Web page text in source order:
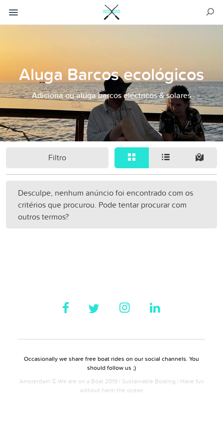
Aluga Barcos ecológicos
Adiciona ou aluga barcos eléctricos & solares
Filtro
Desculpe, nenhum anúncio foi encontrado com os
critérios que procurou. Pode tentar procurar com
outros termos?
Occasionally we share free boat rides on our social channels. You
should follow us ;)
Amsterdam © We are on a Boat 2019 | Sustainable Boating | Have fun
without harm the ocean